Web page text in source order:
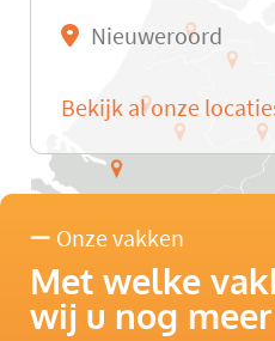
Nieuweroord
Bekijk al onze
Onze vakken
Met welke
wij u nog